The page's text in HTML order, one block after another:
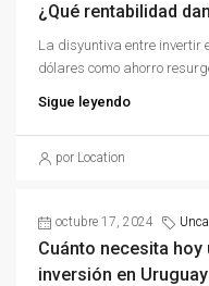
¿Qué rentabilidad
La disyuntiva entre invertir
dólares como ahorro
Sigue leyendo
por Location
octubre 17, 2024
Cuánto necesita
inversión en Uruguay